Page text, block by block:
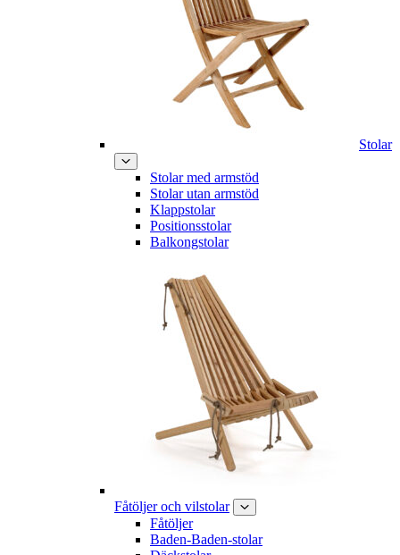
Stolar
Stolar med armstöd
Stolar utan armstöd
Klappstolar
Positionsstolar
Balkongstolar
Fåtöljer och vilstolar
Fåtöljer
Baden-Baden-stolar